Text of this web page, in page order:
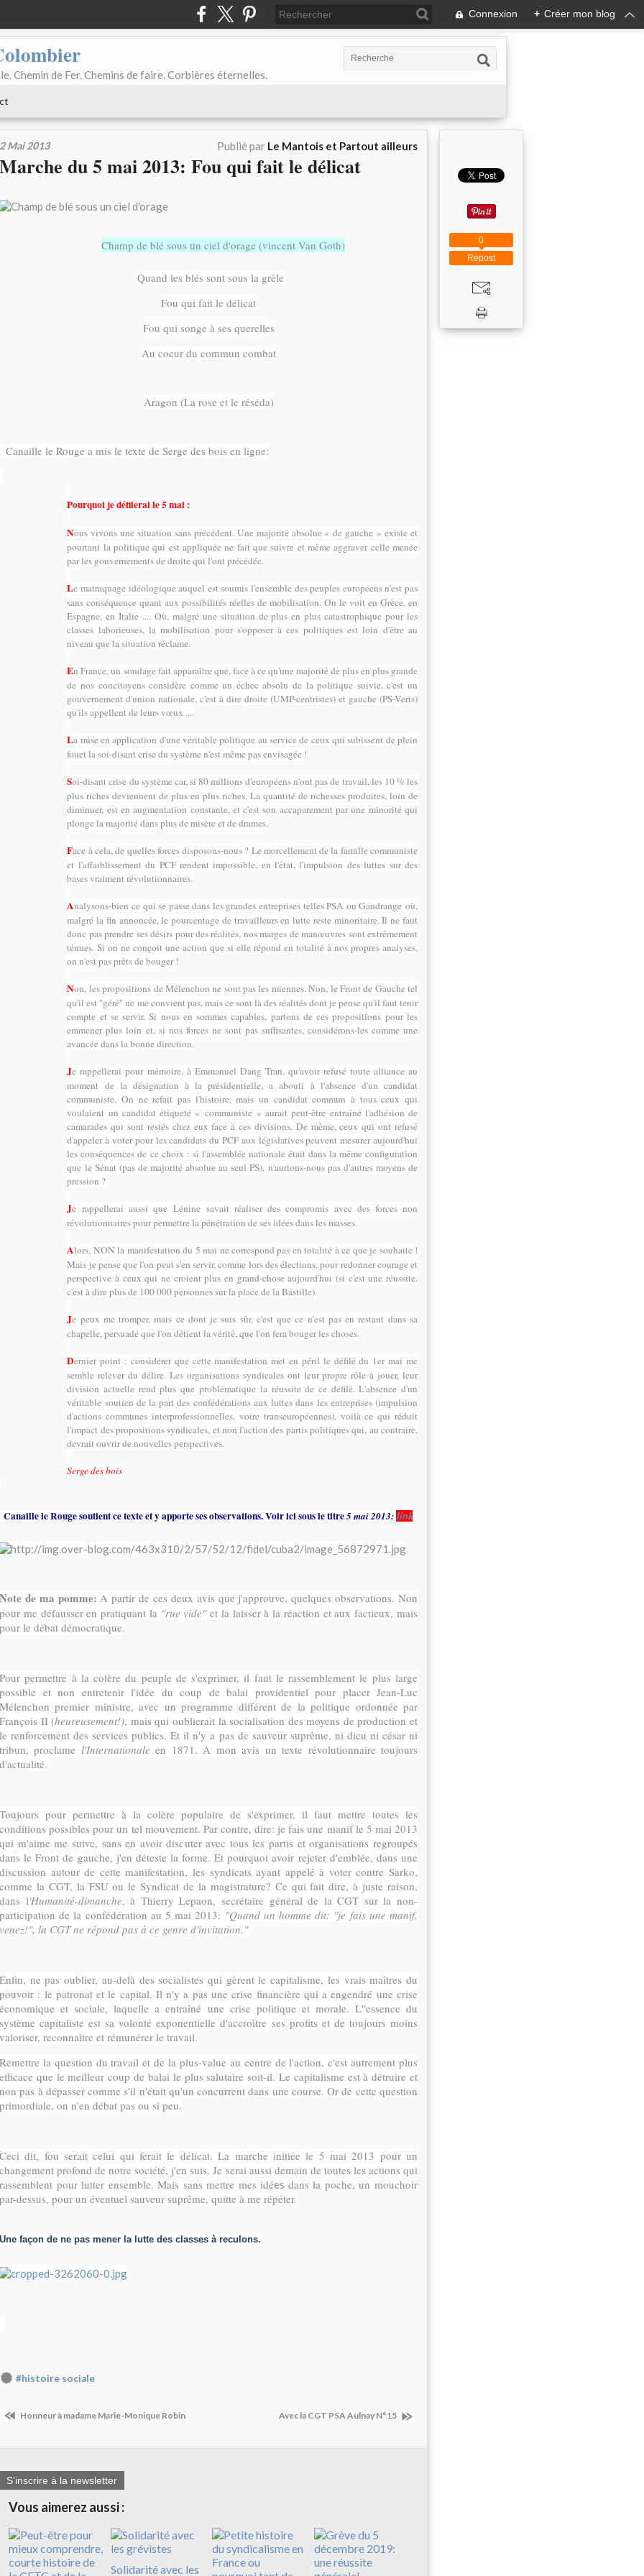
Connexion + Créer mon blog
Chemin de Fer. Chemins de faire. Corbières éternelles.
2 Mai 2013 Publié par Le Mantois et Partout ailleurs
Marche du 5 mai 2013: Fou qui fait le délicat
Champ de blé sous un ciel d'orage (vincent Van Goth)
Quand les blés sont sous la grêle
Fou qui fait le délicat
Fou qui songe à ses querelles
Au coeur du commun combat
Aragon (La rose et le réséda)
Canaille le Rouge a mis le texte de Serge des bois en ligne:
Pourquoi je défilerai le 5 mai :
Nous vivons une situation sans précédent. Une majorité absolue « de gauche » existe et
pourtant la politique qui est appliquée ne fait que suivre et même aggraver celle menée
par les gouvernements de droite qui l'ont précédée.
Le matraquage idéologique auquel est soumis l'ensemble des peuples européens n'est pas
sans conséquence quant aux possibilités réelles de mobilisation. On le voit en Grèce, en
Espagne, en Italie .... Où, malgré une situation de plus en plus catastrophique pour les
classes laborieuses, la mobilisation pour s'opposer à ces politiques est loin d'être au
niveau que la situation réclame.
En France, un sondage fait apparaître que, face à ce qu'une majorité de plus en plus grande
de nos concitoyens considère comme un échec absolu de la politique suivie, c'est un
gouvernement d'union nationale, c'est à dire droite (UMP-centristes) et gauche (PS-Verts)
qu'ils appellent de leurs vœux ....
La mise en application d'une véritable politique au service de ceux qui subissent de plein
fouet la soi-disant crise du système n'est même pas envisagée !
Soi-disant crise du système car, si 80 millions d'européens n'ont pas de travail, les 10 % les
plus riches deviennent de plus en plus riches. La quantité de richesses produites, loin de
diminuer, est en augmentation constante, et c'est son accaparement par une minorité qui
plonge la majorité dans plus de misère et de drames.
Face à cela, de quelles forces disposons-nous ? Le morcellement de la famille communiste
et l'affaiblissement du PCF rendent impossible, en l'état, l'impulsion des luttes sur des
bases vraiment révolutionnaires.
Analysons-bien ce qui se passe dans les grandes entreprises telles PSA ou Gandrange où,
malgré la fin annoncée, le pourcentage de travailleurs en lutte reste minoritaire. Il ne faut
donc pas prendre ses désirs pour des réalités, nos marges de manœuvres sont extrêmement
ténues. Si on ne conçoit une action que si elle répond en totalité à nos propres analyses,
on n'est pas prêts de bouger !
Non, les propositions de Mélenchon ne sont pas les miennes. Non, le Front de Gauche tel
qu'il est "géré" ne me convient pas, mais ce sont là des réalités dont je pense qu'il faut tenir
compte et se servir. Si nous en sommes capables, partons de ces propositions pour les
emmener plus loin et, si nos forces ne sont pas suffisantes, considérons-les comme une
avancée dans la bonne direction.
Je rappellerai pour mémoire, à Emmanuel Dang Tran, qu'avoir refusé toute alliance au
moment de la désignation à la présidentielle, a abouti à l'absence d'un candidat
communiste. On ne refait pas l'histoire, mais un candidat commun à tous ceux qui
voulaient un candidat étiqueté « communiste » aurait peut-être entraîné l'adhésion de
camarades qui sont restés chez eux face à ces divisions. De même, ceux qui ont refusé
d'appeler à voter pour les candidats du PCF aux législatives peuvent mesurer aujourd'hui
les conséquences de ce choix : si l'assemblée nationale était dans la même configuration
que le Sénat (pas de majorité absolue au seul PS), n'aurions-nous pas d'autres moyens de
pression ?
Je rappellerai aussi que Lénine savait réaliser des compromis avec des forces non
révolutionnaires pour permettre la pénétration de ses idées dans les masses.
Alors, NON la manifestation du 5 mai ne correspond pas en totalité à ce que je souhaite !
Mais je pense que l'on peut s'en servir, comme lors des élections, pour redonner courage et
perspective à ceux qui ne croient plus en grand-chose aujourd'hui (si c'est une réussite,
c'est à dire plus de 100 000 personnes sur la place de la Bastille).
Je peux me tromper, mais ce dont je suis sûr, c'est que ce n'est pas en restant dans sa
chapelle, persuadé que l'on détient la vérité, que l'on fera bouger les choses.
Dernier point : considérer que cette manifestation met en péril le défilé du 1er mai me
semble relever du délire. Les organisations syndicales ont leur propre rôle à jouer, leur
division actuelle rend plus que problématique la réussite de ce défilé. L'absence d'un
véritable soutien de la part des confédérations aux luttes dans les entreprises (impulsion
d'actions communes interprofessionnelles, voire transeuropéennes), voilà ce qui réduit
l'impact des propositions syndicales, et non l'action des partis politiques qui, au contraire,
devrait ouvrir de nouvelles perspectives.
Serge des bois
Canaille le Rouge soutient ce texte et y apporte ses observations. Voir ici sous le titre5 mai 2013: link
Note de ma pomme: A partir de ces deux avis que j'approuve, quelques observations. Non
pour me défausser en pratiquant la "rue vide"et la laisser à la réaction et aux factieux, mais
pour le débat démocratique.
Pour permettre à la colère du peuple de s'exprimer, il faut le rassemblement le plus large
possible et non entretenir l'idée du coup de balai providentiel pour placer Jean-Luc
Mélenchon premier ministre, avec un programme différent de la politique ordonnée par
François II(heureusement!), mais qui oublierait la socialisation des moyens de production et
le renforcement des services publics. Et il n'y a pas de sauveur suprême, ni dieu ni césar ni
tribun, proclame l'Internationale en 1871. A mon avis un texte révolutionnaire toujours
d'actualité.
Toujours pour permettre à la colère populaire de s'exprimer, il faut mettre toutes les
conditions possibles pour un tel mouvement. Par contre, dire: je fais une manif le 5 mai 2013
qui m'aime me suive, sans en avoir discuter avec tous les partis et organisations regroupés
dans le Front de gauche, j'en déteste la forme. Et pourquoi avoir rejeter d'emblée, dans une
discussion autour de cette manifestation, les syndicats ayant appelé à voter contre Sarko,
comme la CGT, la FSU ou le Syndicat de la magistrature? Ce qui fait dire, à juste raison,
dans l'Humanité-dimanche, à Thierry Lepaon, secrétaire général de la CGT sur la non-
participation de la confédération au 5 mai 2013: "Quand un homme dit: "je fais une manif,
venez!", la CGT ne répond pas à ce genre d'invitation."
Enfin, ne pas oublier, au-delà des socialistes qui gèrent le capitalisme, les vrais maîtres du
pouvoir : le patronat et le capital. Il n'y a pas une crise financière qui a engendré une crise
économique et sociale, laquelle a entraîné une crise politique et morale. L''essence du
système capitaliste est sa volonté exponentielle d'accroître ses profits et de toujours moins
valoriser, reconnaître et rémunérer le travail.
Remettre la question du travail et de la plus-value au centre de l'action, c'est autrement plus
efficace que le meilleur coup de balai le plus salutaire soit-il. Le capitalisme est à détruire et
non pas à dépasser comme s'il n'était qu'un concurrent dans une course. Or de cette question
primordiale, on n'en débat pas ou si peu.
Ceci dit, fou serait celui qui ferait le délicat. La marche initiée le 5 mai 2013 pour un
changement profond de notre société, j'en suis. Je serai aussi demain de toutes les actions qui
rassemblent pour lutter ensemble. Mais sans mettre mes idées dans la poche, un mouchoir
par-dessus, pour un éventuel sauveur suprême, quitte à me répéter.
Une façon de ne pas mener la lutte des classes à reculons.
#histoire sociale
Honneur à madame Marie-Monique Robin Avec la CGT PSA Aulnay N°15
S'inscrire à la newsletter
Vous aimerez aussi :
Solidarité avec les
Repost
0